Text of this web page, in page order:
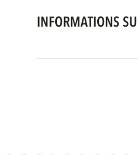
INFORMATIONS